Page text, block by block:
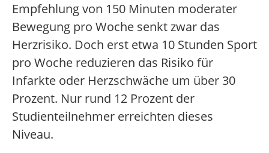
Empfehlung von 150 Minuten moderater
Bewegung pro Woche senkt zwar das
Herzrisiko. Doch erst etwa 10 Stunden Sport
pro Woche reduzieren das Risiko für
Infarkte oder Herzschwäche um über 30
Prozent. Nur rund 12 Prozent der
Studienteilnehmer erreichten dieses
Niveau.